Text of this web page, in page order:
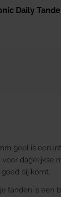
Daily
geel is een
voor dagelijkse
bij komt.
tanden is een